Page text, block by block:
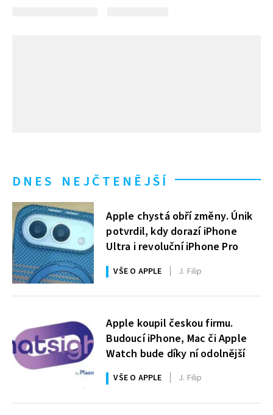
DNES NEJČTENĚJŠÍ
Apple chystá obří změny. Únik
potvrdil, kdy dorazí iPhone
Ultra i revoluční iPhone Pro
VŠE O APPLE J. Filip
Apple koupil českou firmu.
Budoucí iPhone, Mac či Apple
Watch bude díky ní odolnější
VŠE O APPLE J. Filip